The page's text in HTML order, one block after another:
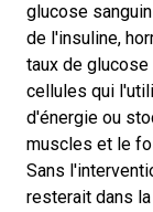
glucose
de l'insuline,
taux de
cellules qui
d'énergie ou
muscles et le
Sans
resterait dans